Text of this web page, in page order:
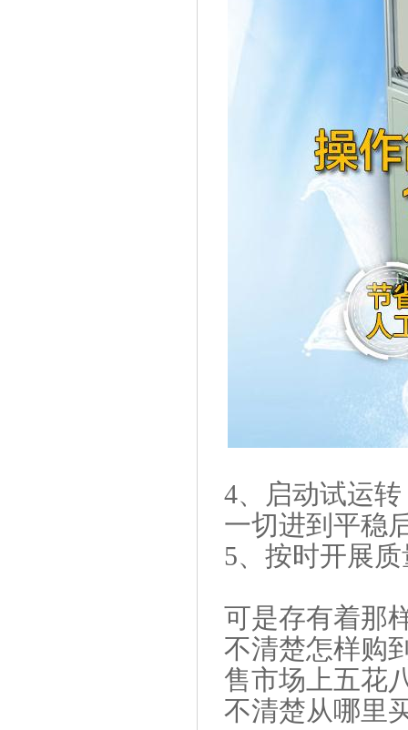
4、启动试运
一切进到平稳
5、按时开展
可是存有着那
不清楚怎样购
售市场上五花
不清楚从哪里